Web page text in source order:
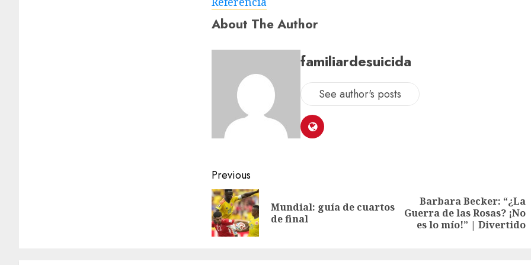
About The Author
familiardesuicida
See author's posts
Previous
Mundial: guía de cuartos
de final
Barbara Becker: “¿La
Guerra de las Rosas? ¡No
es lo mío!” | Divertido